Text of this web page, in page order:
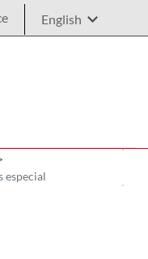
especial